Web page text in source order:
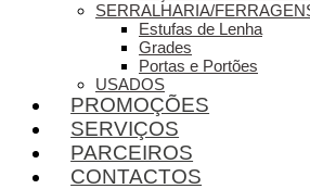
SERRALHARIA/
Estufas de Lenha
Grades
Portas e Portões
USADOS
PROMOÇÕES
SERVIÇOS
PARCEIROS
CONTACTOS